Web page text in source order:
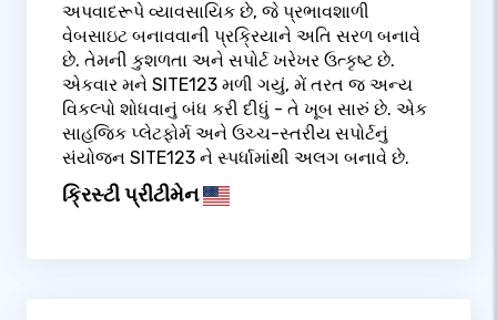
અપવાદરૂપે વ્યાવસાયિક છે, જે પ્રભાવશાળી
વેબસાઇટ બનાવવાની પ્રક્રિયાને અતિ સરળ બનાવે
છે. તેમની કુશળતા અને સપોર્ટ ખરેખર ઉત્કૃષ્ટ છે.
એકવાર મને SITE123 મળી ગયું, મેં તરત જ અન્ય
વિકલ્પો શોધવાનું બંધ કરી દીધું - તે ખૂબ સારું છે. એક
સાહજિક પ્લેટફોર્મ અને ઉચ્ચ-સ્તરીય સપોર્ટનું
સંયોજન SITE123 ને સ્પર્ધામાંથી અલગ બનાવે છે.
ક્રિસ્ટી પ્રીટીમેન